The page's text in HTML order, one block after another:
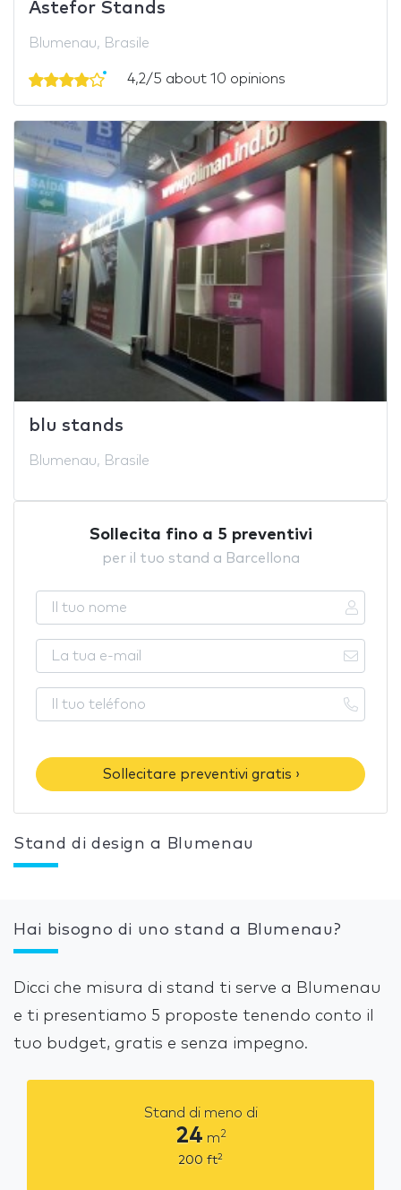
Astefor Stands
Blumenau, Brasile
4,2/5 about 10 opinions
blu stands
Blumenau, Brasile
Sollecita fino a 5 preventivi
per il tuo stand a Barcellona
Sollecitare preventivi gratis ›
Stand di design a Blumenau
Hai bisogno di uno stand a Blumenau?
Dicci che misura di stand ti serve a Blumenau
e ti presentiamo 5 proposte tenendo conto il
tuo budget, gratis e senza impegno.
Stand di meno di
24 m2
200 ft2